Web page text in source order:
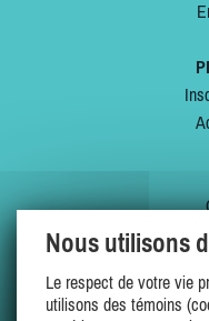
Nous utilisons
Le respect de votre vie
utilisons des témoins